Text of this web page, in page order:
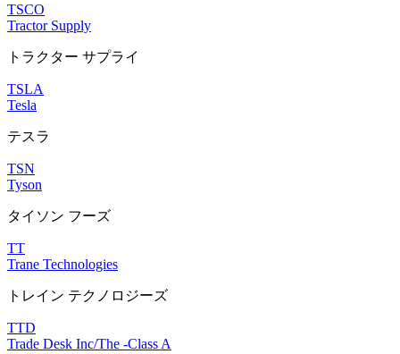
TSCO
Tractor Supply
トラクター サプライ
TSLA
Tesla
テスラ
TSN
Tyson
タイソン フーズ
TT
Trane Technologies
トレイン テクノロジーズ
TTD
Trade Desk Inc/The -Class A